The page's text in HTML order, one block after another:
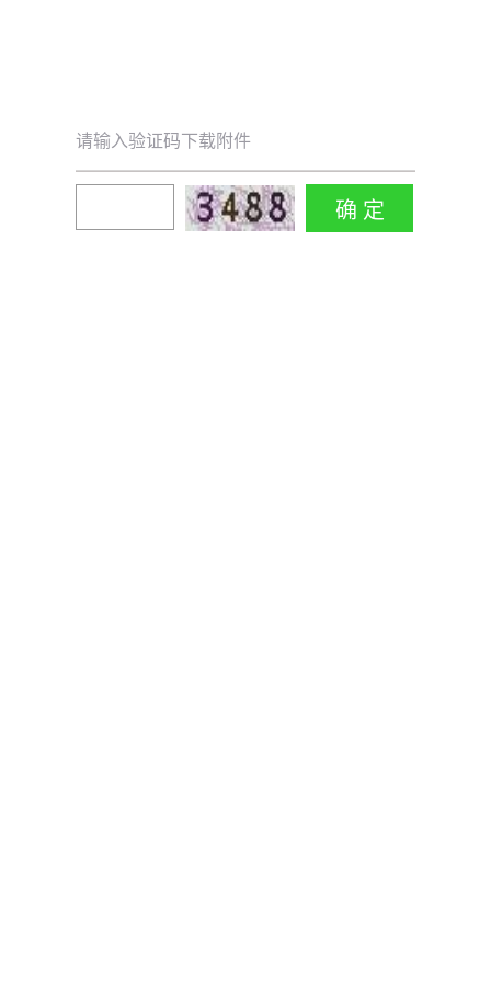
请输入验证码下载附件